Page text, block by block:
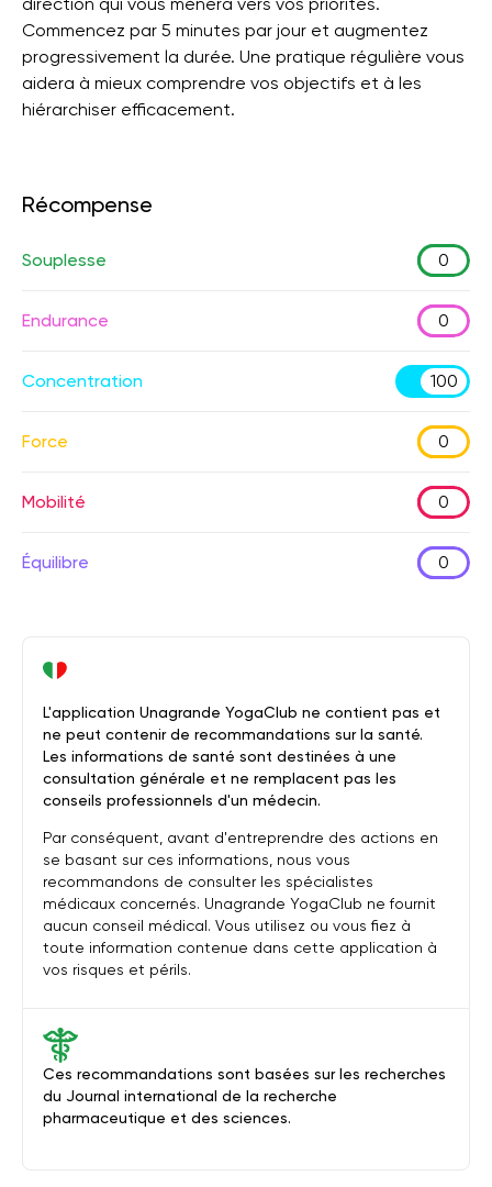
Commencez par 5 minutes par jour et augmentez
progressivement la durée. Une pratique régulière vous
aidera à mieux comprendre vos objectifs et à les
hiérarchiser efficacement.
Récompense
Souplesse 0
Endurance 0
Concentration 100
Force 0
Mobilité 0
Équilibre 0
Ces recommandations sont basées sur les recherches
du Journal international de la recherche
pharmaceutique et des sciences.
L'application Unagrande YogaClub ne contient pas et
ne peut contenir de recommandations sur la santé.
Les informations de santé sont destinées à une
consultation générale et ne remplacent pas les
conseils professionnels d'un médecin.
Par conséquent, avant d'entreprendre des actions en
se basant sur ces informations, nous vous
recommandons de consulter les spécialistes
médicaux concernés. Unagrande YogaClub ne fournit
aucun conseil médical. Vous utilisez ou vous fiez à
toute information contenue dans cette application à
vos risques et périls.